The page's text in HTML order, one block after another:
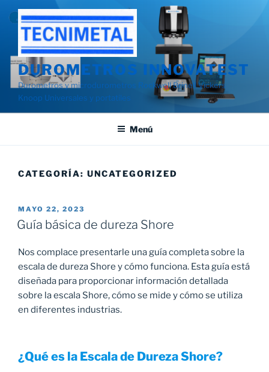
Saltar
contenido
DUROMETROS INNOVATEST
Durometros y microdurometros Rockwell Brinell Vickers
Knoop Universales y portatiles
Menú
CATEGORÍA: UNCATEGORIZED
PUBLICADO
EL
MAYO 22, 2023
Guía básica de dureza Shore
Nos complace presentarle una guía completa sobre la
escala de dureza Shore y cómo funciona. Esta guía está
diseñada para proporcionar información detallada
sobre la escala Shore, cómo se mide y cómo se utiliza
en diferentes industrias.
¿Qué es la Escala de Dureza Shore?